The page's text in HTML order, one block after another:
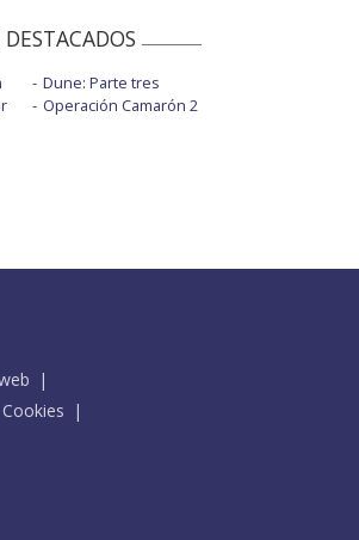
Dune: Parte tres
Operación Camarón 2
Cookies